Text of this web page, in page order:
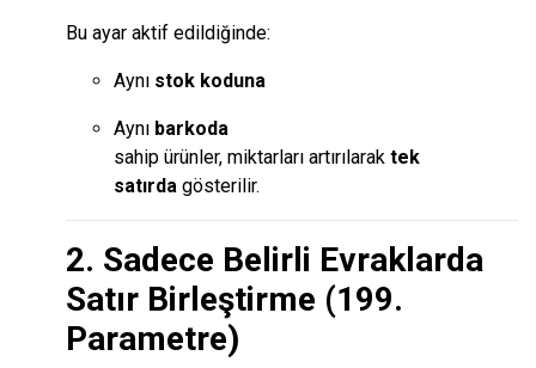
Bu ayar aktif edildiğinde:
Aynı stok koduna
Aynı barkoda
sahip ürünler, miktarları artırılarak tek
satırda gösterilir.
2. Sadece Belirli Evraklarda
Satır Birleştirme (199.
Parametre)